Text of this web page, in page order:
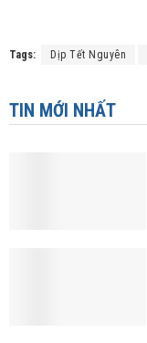
Tags: Dịp Tết Nguyên
TIN MỚI NHẤT